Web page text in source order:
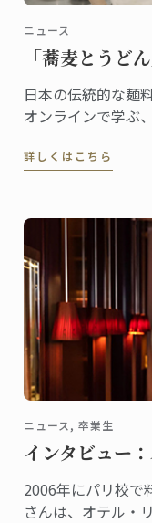
ニュース
「蕎麦とうど
日本の伝統的な麺
オンラインで学ぶ
詳しくはこちら
ニュース, 卒業生
インタビュー
2006年にパリ校で
さんは、オテル・